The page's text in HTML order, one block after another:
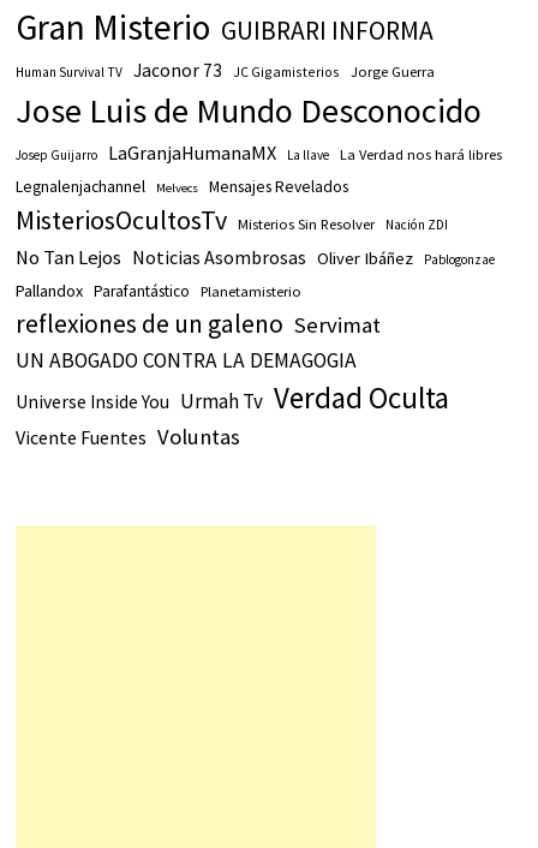
Gran Misterio GUIBRARI INFORMA
Human Survival TV Jaconor 73 JC Gigamisterios Jorge Guerra
Jose Luis de Mundo Desconocido
Josep Guijarro LaGranjaHumanaMX La llave La Verdad nos hará libres
Legnalenjachannel Melvecs Mensajes Revelados
MisteriosOcultosTv Misterios Sin Resolver Nación ZDI
No Tan Lejos Noticias Asombrosas Oliver Ibáñez Pablogonzae
Pallandox Parafantástico Planetamisterio
reflexiones de un galeno Servimat
UN ABOGADO CONTRA LA DEMAGOGIA
Universe Inside You Urmah Tv Verdad Oculta
Vicente Fuentes Voluntas